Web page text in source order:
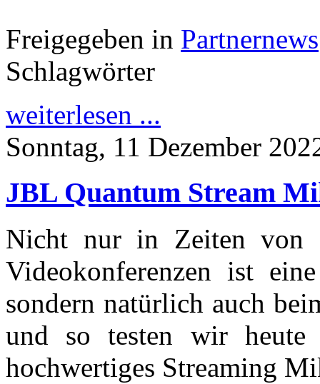
Freigegeben in Partnernews
Schlagwörter
weiterlesen ...
Sonntag, 11 Dezember
JBL Quantum Stream
Nicht nur in Zeiten von
Videokonferenzen ist
sondern natürlich auch
und so testen wir heute
hochwertiges Streaming